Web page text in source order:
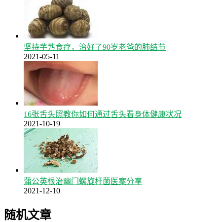
坚持芋艿食疗，治好了90岁老爸的肺结节
2021-05-11
16张舌头照教你如何通过舌头看身体健康状况
2021-10-19
蒲公英根治幽门螺旋杆菌医案分享
2021-12-10
随机文章